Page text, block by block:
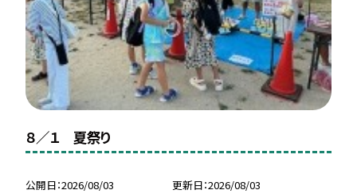
８／１ 夏祭り
公開日 2026/08/03 更新日 2026/08/03